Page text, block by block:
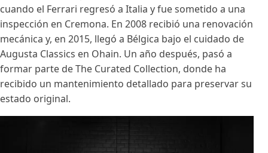
cuando el Ferrari regresó a Italia y fue sometido a una
inspección en Cremona. En 2008 recibió una renovación
mecánica y, en 2015, llegó a Bélgica bajo el cuidado de
Augusta Classics en Ohain. Un año después, pasó a
formar parte de The Curated Collection, donde ha
recibido un mantenimiento detallado para preservar su
estado original.